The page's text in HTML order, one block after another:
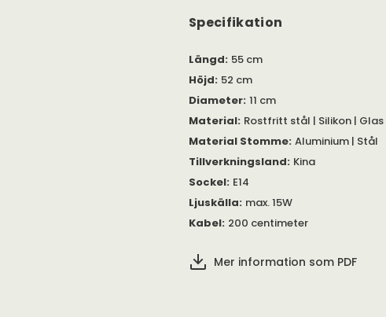
Specifikation
Längd: 55 cm
Höjd: 52 cm
Diameter: 11 cm
Material: Rostfritt stål | Silikon | Glas
Material Stomme: Aluminium | Stål
Tillverkningsland: Kina
Sockel: E14
Ljuskälla: max. 15W
Kabel: 200 centimeter
Mer information som PDF